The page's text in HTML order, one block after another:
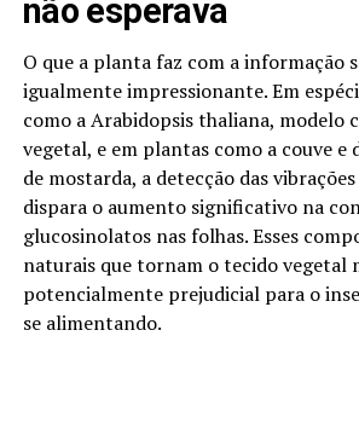
não esperava
O que a planta faz com a informação
igualmente impressionante. Em
como a Arabidopsis thaliana, modelo
vegetal, e em plantas como a couve e
de mostarda, a detecção das
dispara o aumento significativo na
glucosinolatos nas folhas. Esses
naturais que tornam o tecido vegetal
potencialmente prejudicial para o
se alimentando.